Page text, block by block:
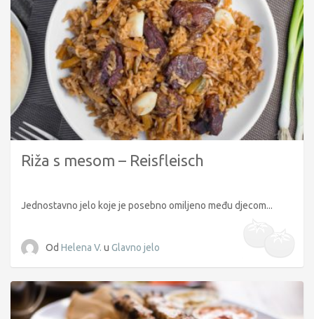
Riža s mesom – Reisfleisch
Jednostavno jelo koje je posebno omiljeno među djecom...
Od Helena V. u Glavno jelo